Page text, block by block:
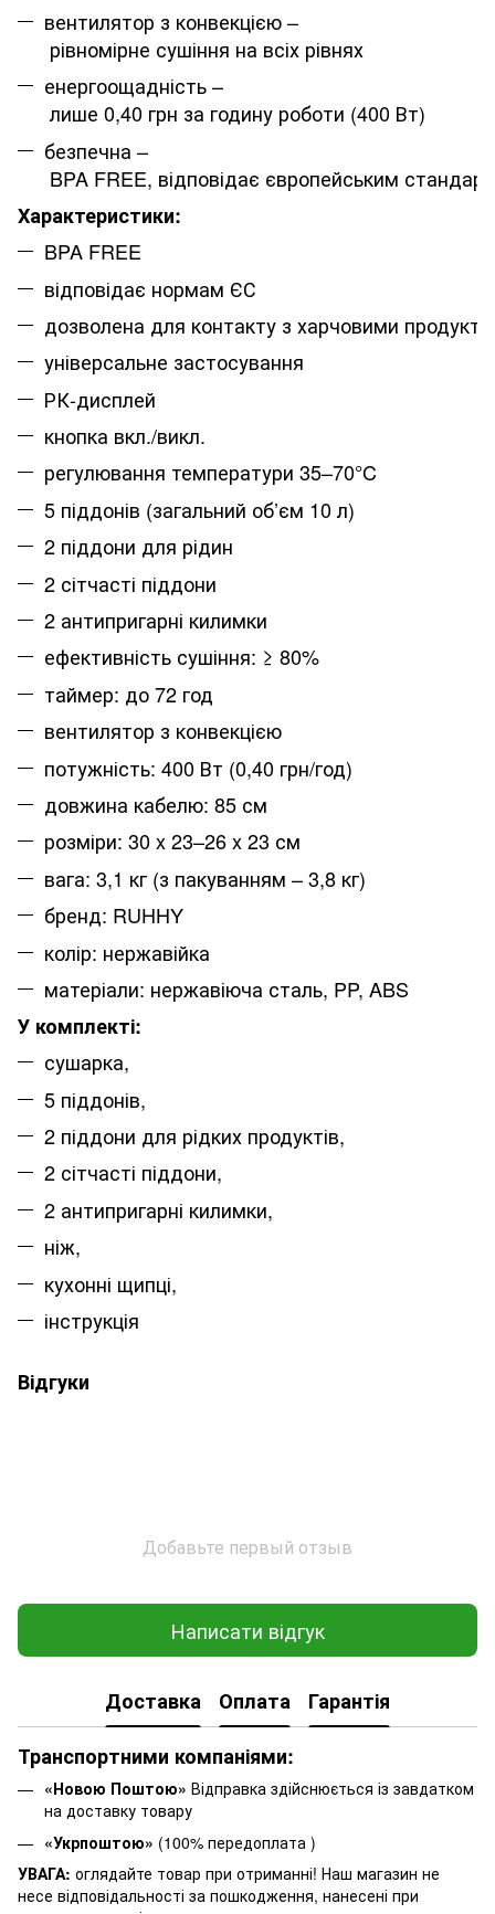
вентилятор з конвекцією –
рівномірне сушіння на всіх рівнях
енергоощадність –
лише 0,40 грн за годину роботи (400 Вт)
безпечна –
BPA FREE, відповідає європейським
Характеристики:
BPA FREE
відповідає нормам ЄС
дозволена для контакту з харчовими
універсальне застосування
РК-дисплей
кнопка вкл./викл.
регулювання температури 35–70°C
5 піддонів (загальний об’єм 10 л)
2 піддони для рідин
2 сітчасті піддони
2 антипригарні килимки
ефективність сушіння: ≥ 80%
таймер: до 72 год
вентилятор з конвекцією
потужність: 400 Вт (0,40 грн/год)
довжина кабелю: 85 см
розміри: 30 x 23–26 x 23 см
вага: 3,1 кг (з пакуванням – 3,8 кг)
бренд: RUHHY
колір: нержавійка
матеріали: нержавіюча сталь, PP, ABS
У комплекті:
сушарка,
5 піддонів,
2 піддони для рідких продуктів,
2 сітчасті піддони,
2 антипригарні килимки,
ніж,
кухонні щипці,
інструкція
Відгуки
Добавьте первый отзыв
Написати відгук
Доставка Оплата
Гарантія
Транспортними компаніями:
«Новою Поштою» Відправка здійснюється із завдатком
на доставку товару
«Укрпоштою» (100% передоплата )
УВАГА: оглядайте товар при отриманні! Наш магазин не
несе відповідальності за пошкодження, нанесені при